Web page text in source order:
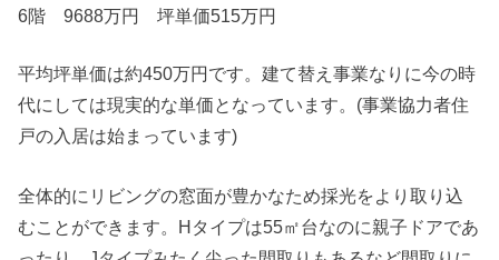
6階 9688万円 坪単価515万円
平均坪単価は約450万円です。建て替え事業なりに今の時
代にしては現実的な単価となっています。(事業協力者住
戸の入居は始まっています)
全体的にリビングの窓面が豊かなため採光をより取り込
むことができます。Hタイプは55㎡台なのに親子ドアであ